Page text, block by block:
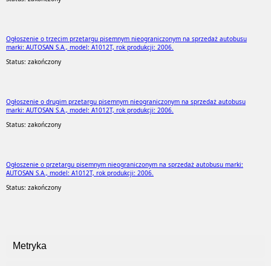
Ogłoszenie o trzecim przetargu pisemnym nieograniczonym na sprzedaż autobusu
marki: AUTOSAN S.A., model: A1012T, rok produkcji: 2006.
Status: zakończony
Ogłoszenie o drugim przetargu pisemnym nieograniczonym na sprzedaż autobusu
marki: AUTOSAN S.A., model: A1012T, rok produkcji: 2006.
Status: zakończony
Ogłoszenie o przetargu pisemnym nieograniczonym na sprzedaż autobusu marki:
AUTOSAN S.A., model: A1012T, rok produkcji: 2006.
Status: zakończony
Metryka